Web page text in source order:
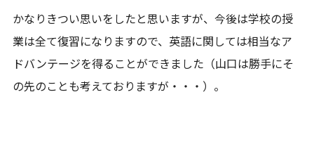
かなりきつい思いをしたと思いますが、今後は学校の授
業は全て復習になりますので、英語に関しては相当なア
ドバンテージを得ることができました（山口は勝手にそ
の先のことも考えておりますが・・・）。